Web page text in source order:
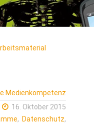
Medienkompetenz
16. Oktober 2015
, Datenschutz,